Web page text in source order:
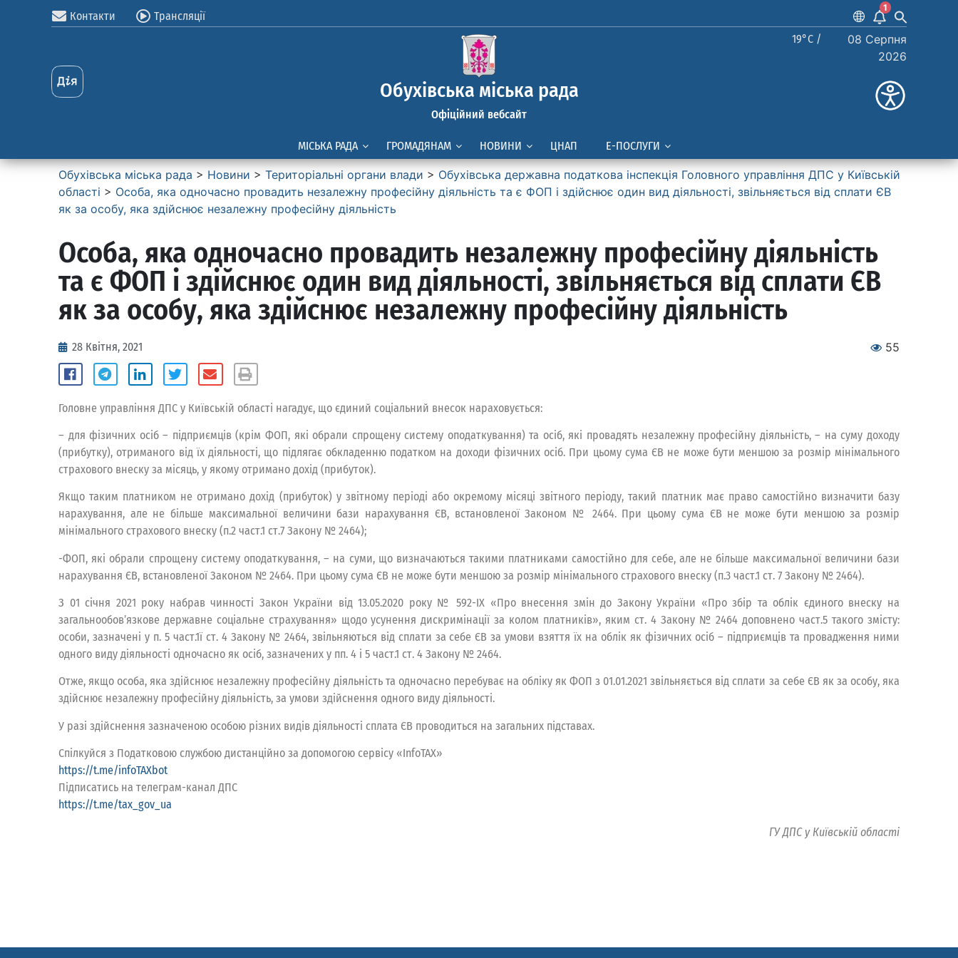
Контакти Трансляції
1
Обухівська міська рада
Офіційний вебсайт
19°C /
08 Серпня
2026
МІСЬКА РАДА ГРОМАДЯНАМ НОВИНИ ЦНАП Е-ПОСЛУГИ
Обухівська міська рада > Новини > Територіальні органи влади > Обухівська державна податкова інспекція Головного управління ДПС у Київській
області > Особа, яка одночасно провадить незалежну професійну діяльність та є ФОП і здійснює один вид діяльності, звільняється від сплати ЄВ
як за особу, яка здійснює незалежну професійну діяльність
Особа, яка одночасно провадить незалежну професійну діяльність
та є ФОП і здійснює один вид діяльності, звільняється від сплати ЄВ
як за особу, яка здійснює незалежну професійну діяльність
28 Квітня, 2021 55
Головне управління ДПС у Київській області нагадує, що єдиний соціальний внесок нараховується:
– для фізичних осіб – підприємців (крім ФОП, які обрали спрощену систему оподаткування) та осіб, які провадять незалежну професійну діяльність, – на суму доходу
(прибутку), отриманого від їх діяльності, що підлягає обкладенню податком на доходи фізичних осіб. При цьому сума ЄВ не може бути меншою за розмір мінімального
страхового внеску за місяць, у якому отримано дохід (прибуток).
Якщо таким платником не отримано дохід (прибуток) у звітному періоді або окремому місяці звітного періоду, такий платник має право самостійно визначити базу
нарахування, але не більше максимальної величини бази нарахування ЄВ, встановленої Законом № 2464. При цьому сума ЄВ не може бути меншою за розмір
мінімального страхового внеску (п.2 част.1 ст.7 Закону № 2464);
-ФОП, які обрали спрощену систему оподаткування, – на суми, що визначаються такими платниками самостійно для себе, але не більше максимальної величини бази
нарахування ЄВ, встановленої Законом № 2464. При цьому сума ЄВ не може бути меншою за розмір мінімального страхового внеску (п.3 част.1 ст. 7 Закону № 2464).
З 01 січня 2021 року набрав чинності Закон України від 13.05.2020 року № 592-IX «Про внесення змін до Закону України «Про збір та облік єдиного внеску на
загальнообов’язкове державне соціальне страхування» щодо усунення дискримінації за колом платників», яким ст. 4 Закону № 2464 доповнено част.5 такого змісту:
особи, зазначені у п. 5 част.1ї ст. 4 Закону № 2464, звільняються від сплати за себе ЄВ за умови взяття їх на облік як фізичних осіб – підприємців та провадження ними
одного виду діяльності одночасно як осіб, зазначених у пп. 4 і 5 част.1 ст. 4 Закону № 2464.
Отже, якщо особа, яка здійснює незалежну професійну діяльність та одночасно перебуває на обліку як ФОП з 01.01.2021 звільняється від сплати за себе ЄВ як за особу, яка
здійснює незалежну професійну діяльність, за умови здійснення одного виду діяльності.
У разі здійснення зазначеною особою різних видів діяльності сплата ЄВ проводиться на загальних підставах.
Спілкуйся з Податковою службою дистанційно за допомогою сервісу «InfoTAX»
https://t.me/infoTAXbot
Підписатись на телеграм-канал ДПС
https://t.me/tax_gov_ua
ГУ ДПС у Київській області